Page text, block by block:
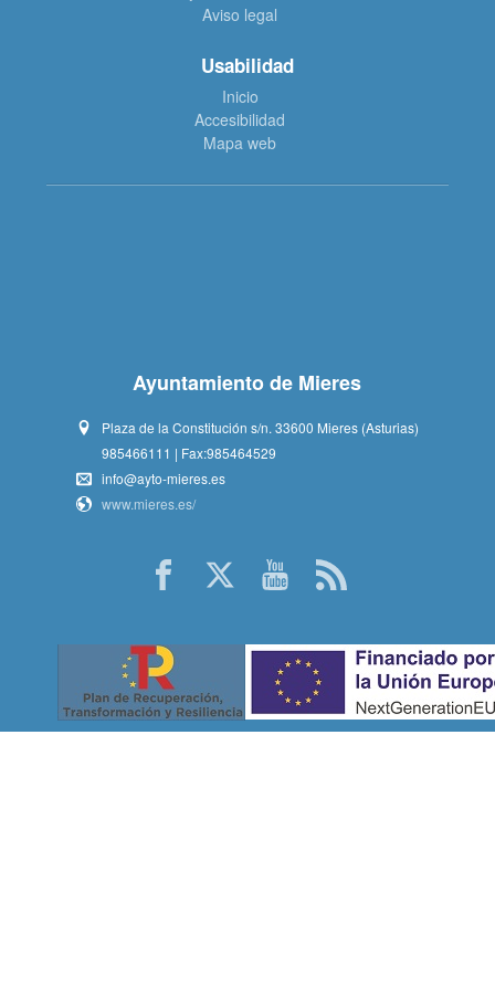
Aviso legal
Usabilidad
Inicio
Accesibilidad
Mapa web
Ayuntamiento de Mieres
Plaza de la Constitución s/n. 33600 Mieres (Asturias)
985466111 | Fax:985464529
info@ayto-mieres.es
www.mieres.es/